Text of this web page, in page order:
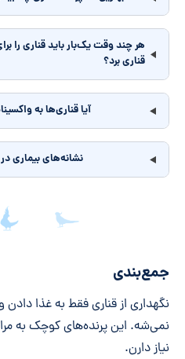
هر چند وقت یک‌بار باید قناری را
قناری برد؟
آیا قناری‌ها به
نشانه‌های بیماری
جمع‌بندی
نگهداری از قناری فقط به غذا
نمی‌شه. این پرنده‌های کوچک به
نیاز دارن.